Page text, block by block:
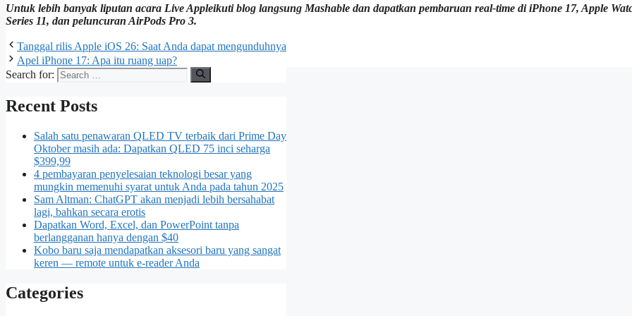
Untuk lebih banyak liputan acara Live Appleikuti blog langsung Mashable dan dapatkan pembaruan real-time di iPhone 17, Apple
Series 11, dan peluncuran AirPods Pro 3.
Tanggal rilis Apple iOS 26: Saat Anda dapat mengunduhnya
Apel iPhone 17: Apa itu ruang uap?
Search for:
Recent Posts
Salah satu penawaran QLED TV terbaik dari Prime Day
Oktober masih ada: Dapatkan QLED 75 inci seharga
$399,99
4 pembayaran penyelesaian teknologi besar yang
mungkin memenuhi syarat untuk Anda pada tahun 2025
Sam Altman: ChatGPT akan menjadi lebih bersahabat
lagi, bahkan secara erotis
Dapatkan Word, Excel, dan PowerPoint tanpa
berlangganan hanya dengan $40
Kobo baru saja mendapatkan aksesori baru yang sangat
keren — remote untuk e-reader Anda
Categories